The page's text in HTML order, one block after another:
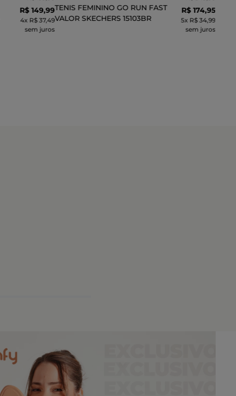
R$ 149,99
4x R$ 37,49
sem juros
TENIS FEMININO GO RUN FAST
VALOR SKECHERS 15103BR
R$ 174,95
5x R$ 34,99
sem juros